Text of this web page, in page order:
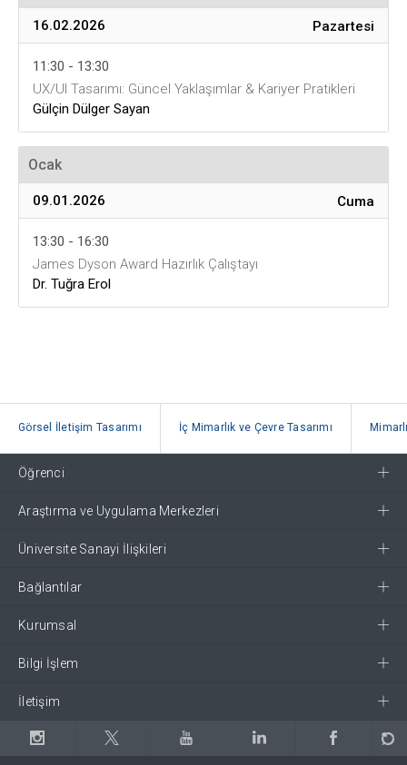
16.02.2026 Pazartesi
11:30 - 13:30
UX/UI Tasarımı: Güncel Yaklaşımlar & Kariyer Pratikleri
Gülçin Dülger Sayan
Ocak
09.01.2026 Cuma
13:30 - 16:30
James Dyson Award Hazırlık Çalıştayı
Dr. Tuğra Erol
Görsel İletişim Tasarımı İç Mimarlık ve Çevre Tasarımı
Öğrenci
Araştırma ve Uygulama Merkezleri
Üniversite Sanayi İlişkileri
Bağlantılar
Kurumsal
Bilgi İşlem
İletişim